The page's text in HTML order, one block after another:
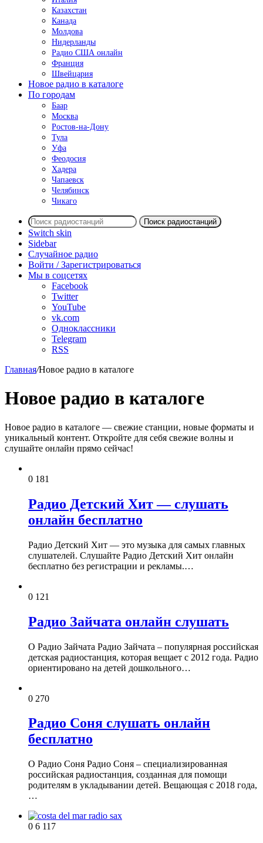
Казахстан
Канада
Молдова
Нидерланды
Радио США онлайн
Франция
Швейцария
Новое радио в каталоге
По городам
Баар
Москва
Ростов-на-Дону
Тула
Уфа
Феодосия
Хадера
Чапаевск
Челябинск
Чикаго
Поиск радиостанций
Switch skin
Sidebar
Случайное радио
Войти / Зарегистрироваться
Мы в соцсетях
Facebook
Twitter
YouTube
vk.com
Одноклассники
Telegram
RSS
Главная/Новое радио в каталоге
Новое радио в каталоге
Новое радио в каталоге — свежие станции, новые форматы и
уникальный контент. Откройте для себя свежие волны и
слушайте онлайн прямо сейчас!
0 181
Радио Детский Хит — слушать
онлайн бесплатно
Радио Детский Хит — это музыка для самых главных
слушателей. Слушайте Радио Детский Хит онлайн
бесплатно без регистрации и рекламы.…
0 121
Радио Зайчата онлайн слушать
О Радио Зайчата Радио Зайчата – популярная российская
детская радиостанция, которая вещает с 2012 года. Радио
ориентировано на детей дошкольного…
0 270
Радио Соня слушать онлайн
бесплатно
О Радио Соня Радио Соня – специализированная
российская радиостанция, созданная для помощи
родителям в укладывании детей. Вещающая с 2018 года,
…
0 6 117